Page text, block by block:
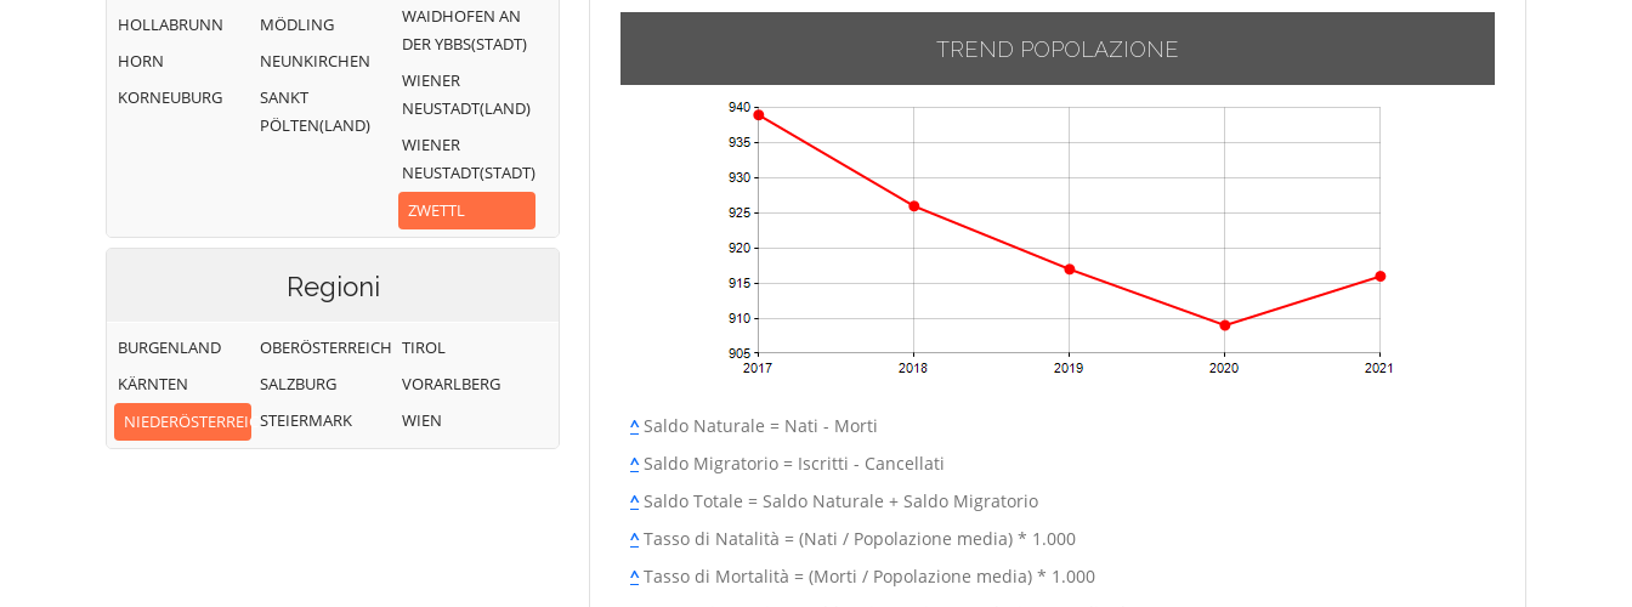
HOLLABRUNN
HORN
KORNEUBURG
MÖDLING
NEUNKIRCHEN
SANKT
PÖLTEN(LAND)
WAIDHOFEN AN
DER YBBS(STADT)
WIENER
NEUSTADT(LAND)
WIENER
NEUSTADT(STADT)
ZWETTL
Regioni
BURGENLAND
KÄRNTEN
NIEDERÖSTERREICH
OBERÖSTERREICH
SALZBURG
STEIERMARK
TIROL
VORARLBERG
WIEN
TREND POPOLAZIONE
^Saldo Naturale = Nati - Morti
^Saldo Migratorio = Iscritti - Cancellati
^Saldo Totale = Saldo Naturale + Saldo Migratorio
^Tasso di Natalità = (Nati / Popolazione media) * 1.000
^Tasso di Mortalità = (Morti / Popolazione media) * 1.000